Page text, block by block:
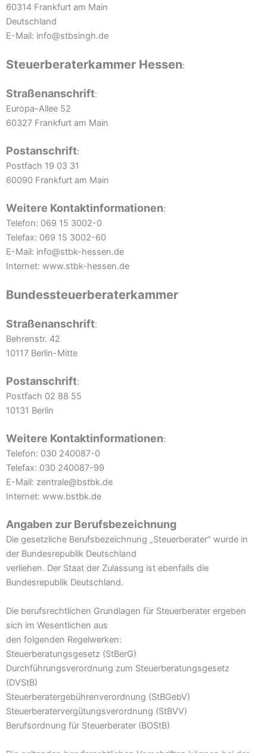
60314 Frankfurt am Main
Deutschland
E-Mail: info@stbsingh.de
Steuerberaterkammer Hessen:
Straßenanschrift:
Europa-Allee 52
60327 Frankfurt am Main
Postanschrift:
Postfach 19 03 31
60090 Frankfurt am Main
Weitere Kontaktinformationen:
Telefon: 069 15 3002-0
Telefax: 069 15 3002-60
E-Mail: info@stbk-hessen.de
Internet: www.stbk-hessen.de
Bundessteuerberaterkammer
Straßenanschrift:
Behrenstr. 42
10117 Berlin-Mitte
Postanschrift:
Postfach 02 88 55
10131 Berlin
Weitere Kontaktinformationen:
Telefon: 030 240087-0
Telefax: 030 240087-99
E-Mail: zentrale@bstbk.de
Internet: www.bstbk.de
Angaben zur Berufsbezeichnung
Die gesetzliche Berufsbezeichnung „Steuerberater“ wurde in
der Bundesrepublik Deutschland
verliehen. Der Staat der Zulassung ist ebenfalls die
Bundesrepublik Deutschland.
Die berufsrechtlichen Grundlagen für Steuerberater ergeben
sich im Wesentlichen aus
den folgenden Regelwerken:
Steuerberatungsgesetz (StBerG)
Durchführungsverordnung zum Steuerberatungsgesetz
(DVStB)
Steuerberatergebührenverordnung (StBGebV)
Steuerberatervergütungsverordnung (StBVV)
Berufsordnung für Steuerberater (BOStB)